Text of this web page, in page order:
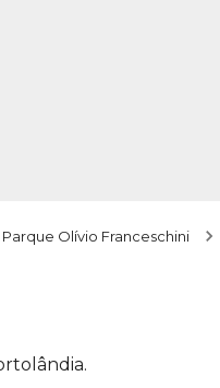
Parque Olívio Franceschini